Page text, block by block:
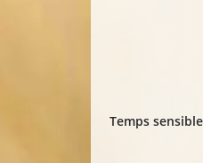
Temps sensible